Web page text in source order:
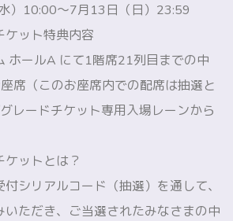
）10:00～7月13日（日）23:59
ット特典内容
ホールA にて1階席21列目までの中
席（このお座席内での配席は抽選と
レードチケット専用入場レーンから
ットとは？
シリアルコード（抽選）を通して、
いただき、ご当選されたみなさまの中